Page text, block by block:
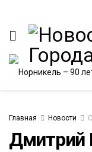
Главная Новости
Дмитрий